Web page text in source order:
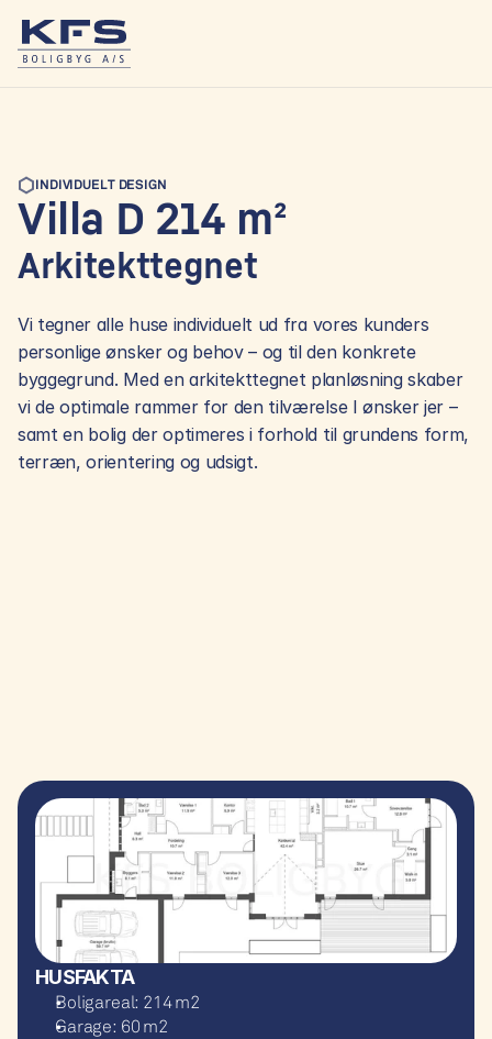
INDIVIDUELT DESIGN
Villa D 214 m²
Arkitekttegnet
Vi tegner alle huse individuelt ud fra vores kunders
personlige ønsker og behov – og til den konkrete
byggegrund. Med en arkitekttegnet planløsning skaber
vi de optimale rammer for den tilværelse I ønsker jer –
samt en bolig der optimeres i forhold til grundens form,
terræn, orientering og udsigt.
HUSFAKTA
Boligareal: 214 m2
Garage: 60 m2